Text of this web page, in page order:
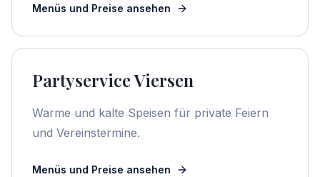
Menüs und Preise ansehen
Partyservice Viersen
Warme und kalte Speisen für private Feiern
und Vereinstermine.
Menüs und Preise ansehen